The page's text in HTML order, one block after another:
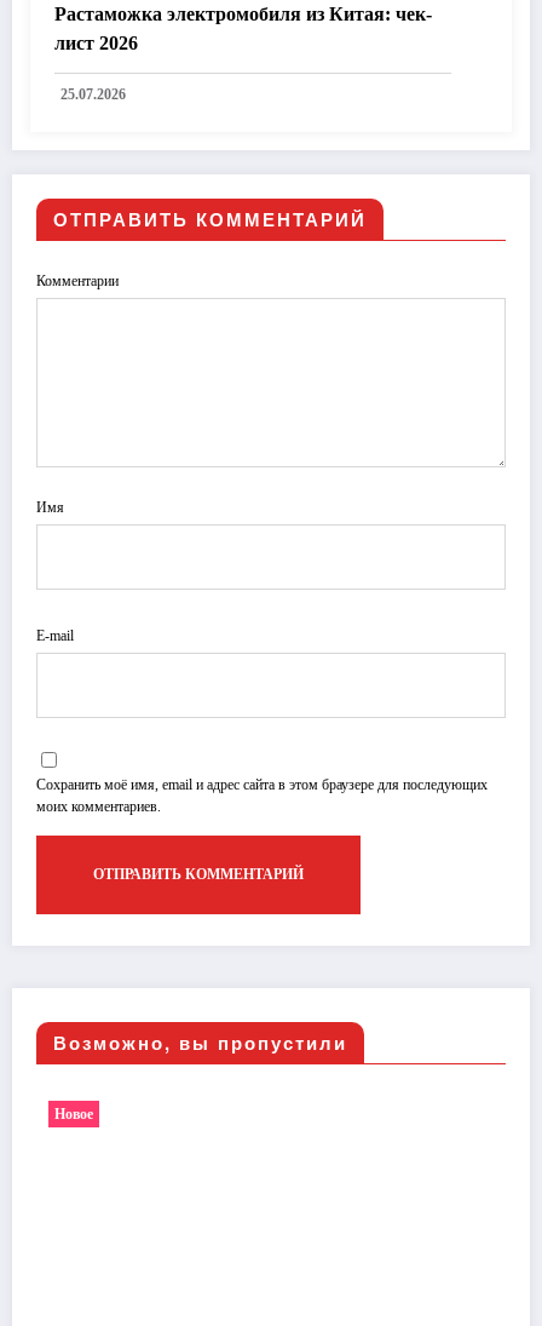
Растаможка электромобиля из Китая: чек-
лист 2026
25.07.2026
ОТПРАВИТЬ КОММЕНТАРИЙ
Комментарии
Имя
E-mail
Сохранить моё имя, email и адрес сайта в этом браузере для последующих
моих комментариев.
Возможно, вы пропустили
Новое